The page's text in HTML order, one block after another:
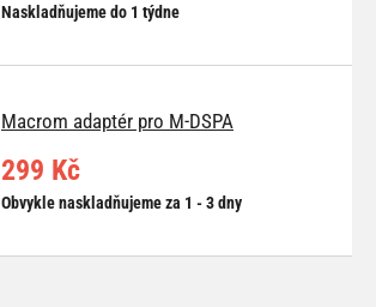
Naskladňujeme do 1 týdne
Macrom adaptér pro M-DSPA
299 Kč
Obvykle naskladňujeme za 1 - 3 dny